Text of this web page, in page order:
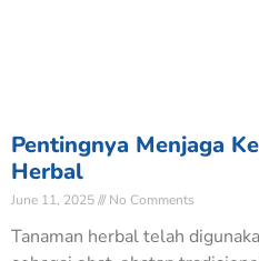
Pentingnya Menjaga
Herbal
June 11, 2025 No Comments
Tanaman herbal telah